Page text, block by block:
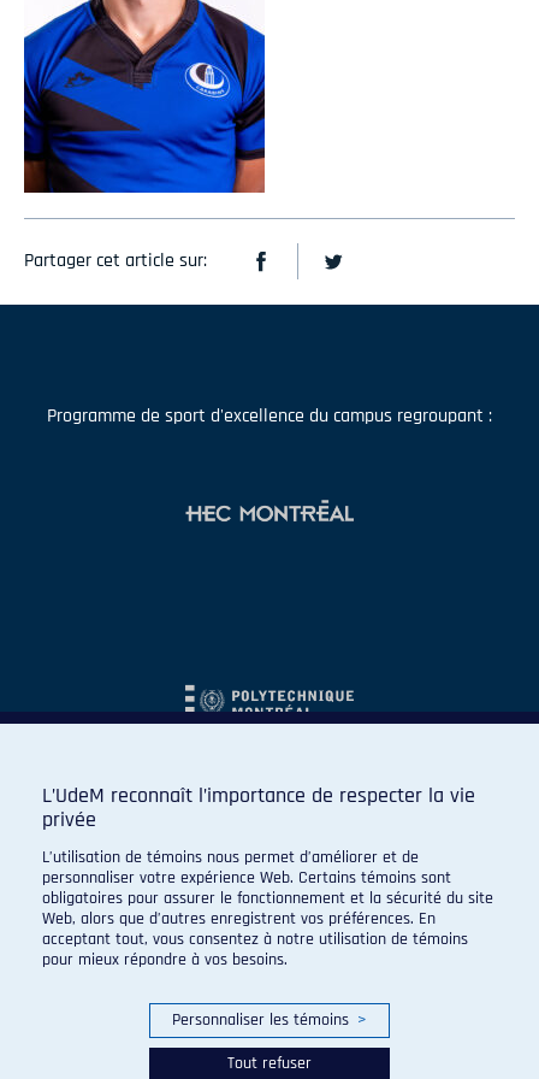
Partager cet article sur:
Programme de sport d'excellence du campus regroupant :
L’UdeM reconnaît l’importance de respecter la vie
privée
L’utilisation de témoins nous permet d’améliorer et de
personnaliser votre expérience Web. Certains témoins sont
obligatoires pour assurer le fonctionnement et la sécurité du site
Web, alors que d’autres enregistrent vos préférences. En
acceptant tout, vous consentez à notre utilisation de témoins
pour mieux répondre à vos besoins.
Personnaliser les témoins >
Tout refuser